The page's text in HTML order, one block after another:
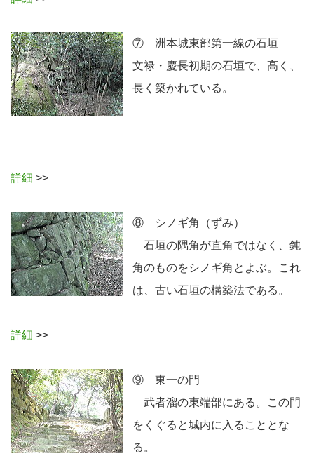
⑦ 洲本城東部第一線の石垣
文禄・慶長初期の石垣で、高く、
長く築かれている。
詳細 >>
⑧ シノギ角（ずみ）
石垣の隅角が直角ではなく、鈍
角のものをシノギ角とよぶ。これ
は、古い石垣の構築法である。
詳細 >>
⑨ 東一の門
武者溜の東端部にある。この門
をくぐると城内に入ることとな
る。